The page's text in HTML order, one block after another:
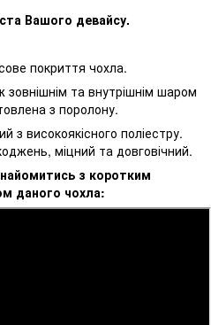
Вашого девайсу.
покриття чохла.
зовнішнім та внутрішнім шаром
з поролону.
з високоякісного поліестру.
міцний та довговічний.
з коротким
даного чохла: